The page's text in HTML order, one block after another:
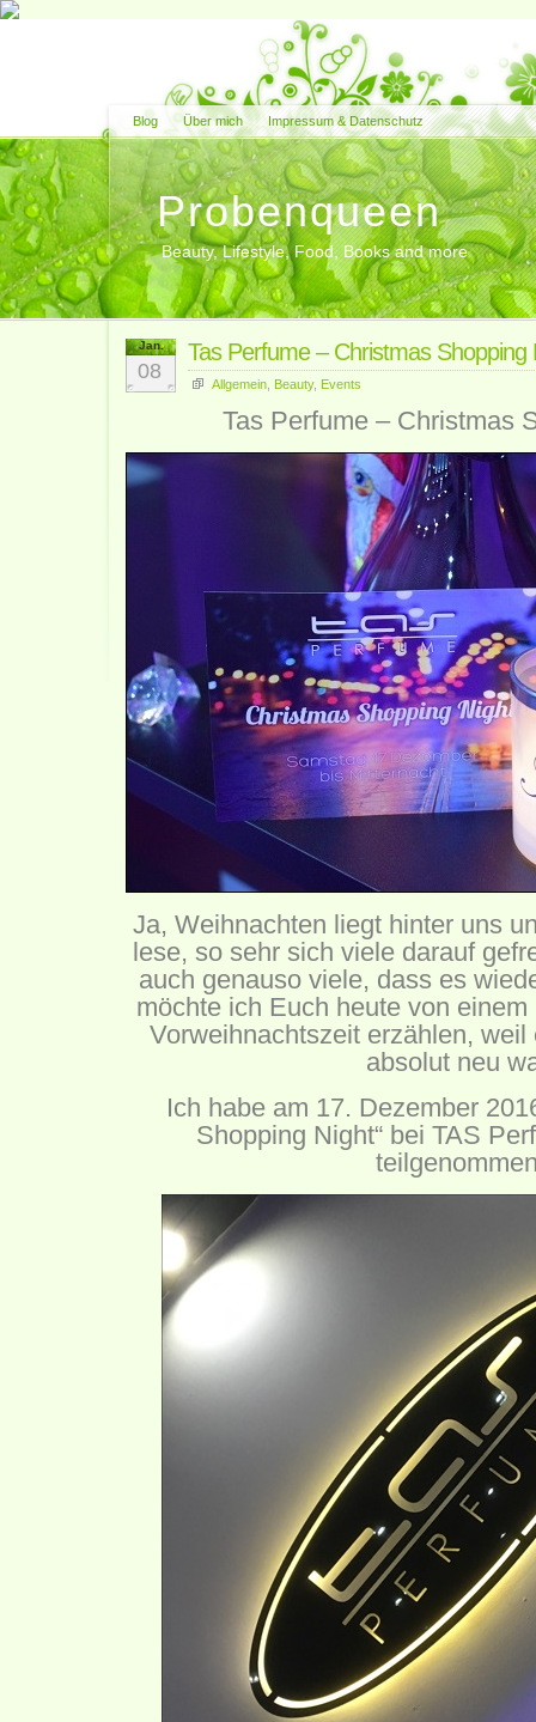
Blog Über mich Impressum & Datenschutz
Probenqueen
Beauty, Lifestyle, Food, Books and more
Jan.
08
Tas Perfume – Christmas Shopping
Allgemein Beauty, Events
Tas Perfume – Christmas
Ja, Weihnachten liegt hinter uns
lese, so sehr sich viele darauf
auch genauso viele, dass es
möchte ich Euch heute von
Vorweihnachtszeit erzählen,
absolut neu
Ich habe am 17. Dezember
Shopping Night“ bei TAS